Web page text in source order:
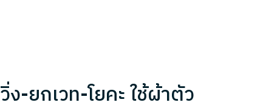
วิ่ง-ยกเวท-โยคะ ใช้ผ้าตัว